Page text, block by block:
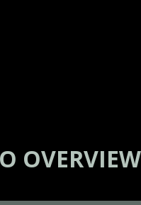
OVERVIEW